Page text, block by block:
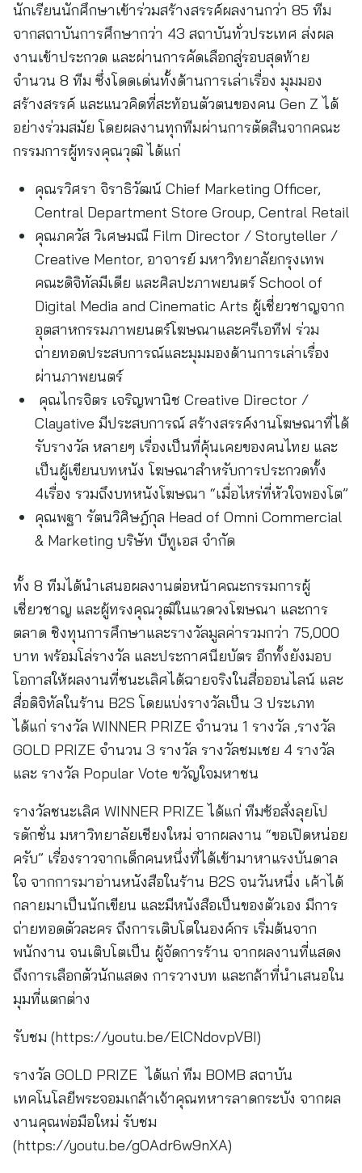
นักเรียนนักศึกษาเข้าร่วมสร้างสรรค์ผลงานกว่า 85 ทีม
จากสถาบันการศึกษากว่า 43 สถาบันทั่วประเทศ ส่งผล
งานเข้าประกวด และผ่านการคัดเลือกสู่รอบสุดท้าย
จำนวน 8 ทีม ซึ่งโดดเด่นทั้งด้านการเล่าเรื่อง มุมมอง
สร้างสรรค์ และแนวคิดที่สะท้อนตัวตนของคน Gen Z ได้
อย่างร่วมสมัย โดยผลงานทุกทีมผ่านการตัดสินจากคณะ
กรรมการผู้ทรงคุณวุฒิ ได้แก่
คุณรวิศรา จิราธิวัฒน์ Chief Marketing Officer,
Central Department Store Group, Central Retail
คุณภควัส วิเศษมณี Film Director / Storyteller /
Creative Mentor, อาจารย์ มหาวิทยาลัยกรุงเทพ
คณะดิจิทัลมีเดีย และศิลปะภาพยนตร์ School of
Digital Media and Cinematic Arts ผู้เชี่ยวชาญจาก
อุตสาหกรรมภาพยนตร์โฆษณาและครีเอทีฟ ร่วม
ถ่ายทอดประสบการณ์และมุมมองด้านการเล่าเรื่อง
ผ่านภาพยนตร์
คุณไกรจิตร เจริญพานิช Creative Director /
Clayative มีประสบการณ์ สร้างสรรค์งานโฆษณาที่ได้
รับรางวัล หลายๆ เรื่องเป็นที่คุ้นเคยของคนไทย และ
เป็นผู้เขียนบทหนัง โฆษณาสำหรับการประกวดทั้ง
4เรื่อง รวมถึงบทหนังโฆษณา “เมื่อไหร่ที่หัวใจพองโต”
คุณพฐา รัตนวิศิษฎ์กุล Head of Omni Commercial
& Marketing บริษัท บีทูเอส จำกัด
ทั้ง 8 ทีมได้นำเสนอผลงานต่อหน้าคณะกรรมการผู้
เชี่ยวชาญ และผู้ทรงคุณวุฒิในแวดวงโฆษณา และการ
ตลาด ชิงทุนการศึกษาและรางวัลมูลค่ารวมกว่า 75,000
บาท พร้อมโล่รางวัล และประกาศนียบัตร อีกทั้งยังมอบ
โอกาสให้ผลงานที่ชนะเลิศได้ฉายจริงในสื่อออนไลน์ และ
สื่อดิจิทัลในร้าน B2S โดยแบ่งรางวัลเป็น 3 ประเภท
ได้แก่ รางวัล WINNER PRIZE จำนวน 1 รางวัล ,รางวัล
GOLD PRIZE จำนวน 3 รางวัล รางวัลชมเชย 4 รางวัล
และ รางวัล Popular Vote ขวัญใจมหาชน
รางวัลชนะเลิศ WINNER PRIZE ได้แก่ ทีมซ้อสั่งลุยโป
รดักชั่น มหาวิทยาลัยเชียงใหม่ จากผลงาน “ขอเปิดหน่อย
ครับ” เรื่องราวจากเด็กคนหนึ่งที่ได้เข้ามาหาแรงบันดาล
ใจ จากการมาอ่านหนังสือในร้าน B2S จนวันหนึ่ง เค้าได้
กลายมาเป็นนักเขียน และมีหนังสือเป็นของตัวเอง มีการ
ถ่ายทอดตัวละคร ถึงการเติบโตในองค์กร เริ่มต้นจาก
พนักงาน จนเติบโตเป็น ผู้จัดการร้าน จากผลงานที่แสดง
ถึงการเลือกตัวนักแสดง การวางบท และกล้าที่นำเสนอใน
มุมที่แตกต่าง
รับชม (https://youtu.be/ElCNdovpVBI)
รางวัล GOLD PRIZE ได้แก่ ทีม BOMB สถาบัน
เทคโนโลยีพระจอมเกล้าเจ้าคุณทหารลาดกระบัง จากผล
งานคุณพ่อมือใหม่ รับชม
(https://youtu.be/gOAdr6w9nXA)